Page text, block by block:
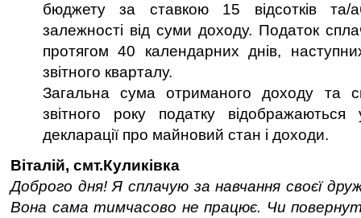
бюджету за ставкою 15 відсотків та/
залежності від суми доходу. Податок
протягом 40 календарних днів,
звітного кварталу.
Загальна сума отриманого доходу та
звітного року податку відображаються
декларації про майновий стан і доходи.
Віталій, смт.Куликівка
Доброго дня! Я сплачую за навчання своєї
Вона сама тимчасово не працює. Чи